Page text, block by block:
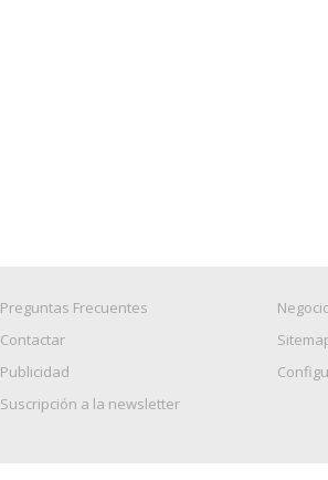
Preguntas Frecuentes
Contactar
Publicidad
Suscripción a la newsletter